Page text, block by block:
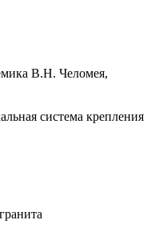
В.Н. Челомея,
система крепления